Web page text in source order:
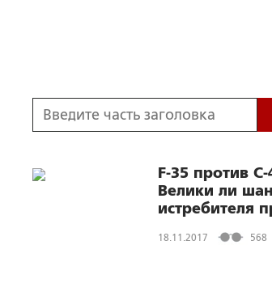
F-35 против
Велики ли
истребителя
18.11.2017 568